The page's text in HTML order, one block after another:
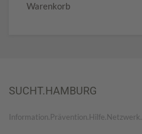
Warenkorb
SUCHT.HAMBURG
Information.Prävention.Hilfe.Netzwerk.